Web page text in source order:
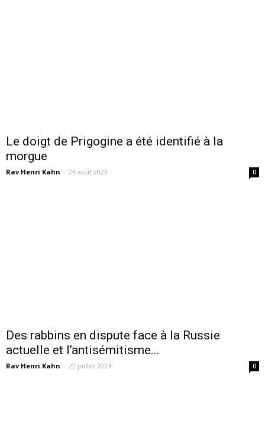
Le doigt de Prigogine a été identifié à la
morgue
Rav Henri Kahn - 24 août 2023 0
Des rabbins en dispute face à la Russie
actuelle et l’antisémitisme...
Rav Henri Kahn - 22 juillet 2024 0